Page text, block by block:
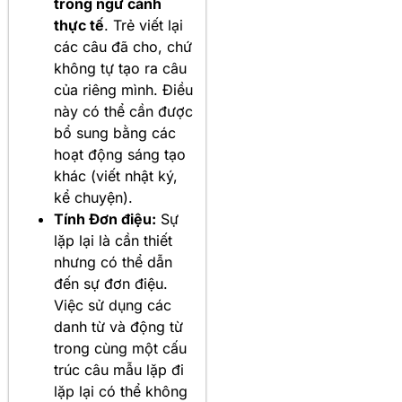
thực tế. Trẻ viết lại
các câu đã cho, chứ
không tự tạo ra câu
của riêng mình. Điều
này có thể cần được
bổ sung bằng các
hoạt động sáng tạo
khác (viết nhật ký,
kể chuyện).
Tính Đơn điệu: Sự
lặp lại là cần thiết
nhưng có thể dẫn
đến sự đơn điệu.
Việc sử dụng các
danh từ và động từ
trong cùng một cấu
trúc câu mẫu lặp đi
lặp lại có thể không